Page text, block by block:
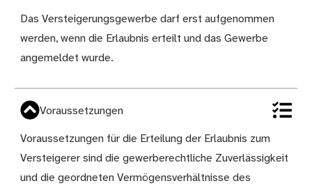
Das Versteigerungsgewerbe darf erst aufgenommen
werden, wenn die Erlaubnis erteilt und das Gewerbe
angemeldet wurde.
Voraussetzungen
Voraussetzungen für die Erteilung der Erlaubnis zum
Versteigerer sind die gewerberechtliche Zuverlässigkeit
und die geordneten Vermögensverhältnisse des